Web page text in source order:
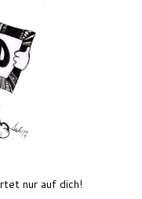
nur auf dich!